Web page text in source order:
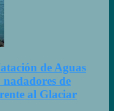
de Aguas
de
al Glaciar